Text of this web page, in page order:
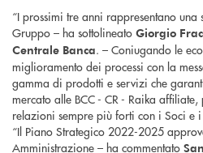
“I prossimi tre anni rappresentano
Gruppo – ha sottolineato Giorgio
Centrale Banca. – Coniugando le
miglioramento dei processi con la
gamma di prodotti e servizi che
mercato alle BCC - CR - Raika
relazioni sempre più forti con i Soci e i
“Il Piano Strategico 2022-2025
Amministrazione – ha commentato